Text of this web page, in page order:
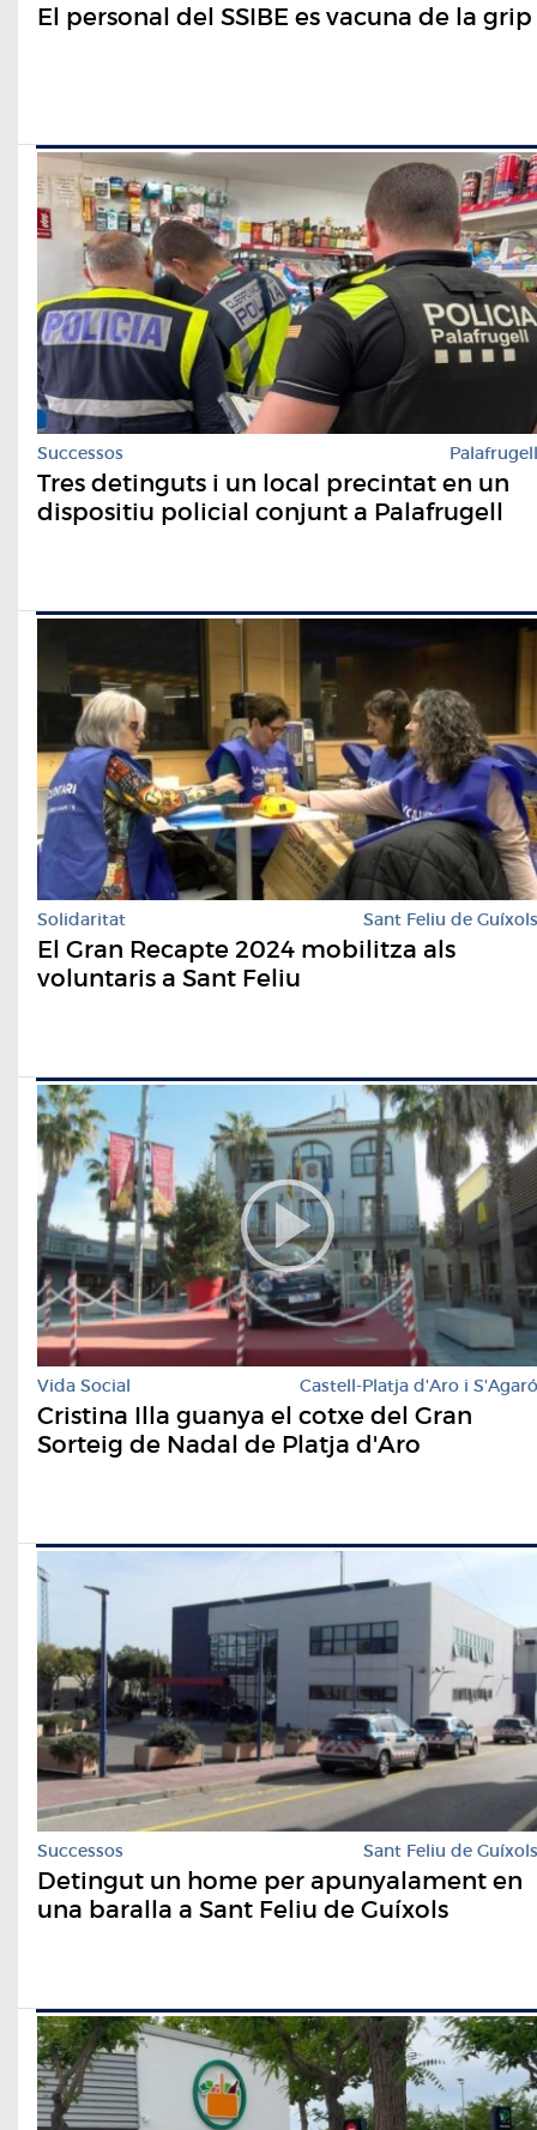
El personal del SSIBE es vacuna de la grip
Successos Palafrugell
Tres detinguts i un local precintat en un
dispositiu policial conjunt a Palafrugell
Solidaritat Sant Feliu de Guíxols
El Gran Recapte 2024 mobilitza als
voluntaris a Sant Feliu
Vida Social Castell-Platja d'Aro i S'Agaró
Cristina Illa guanya el cotxe del Gran
Sorteig de Nadal de Platja d'Aro
Successos Sant Feliu de Guíxols
Detingut un home per apunyalament en
una baralla a Sant Feliu de Guíxols